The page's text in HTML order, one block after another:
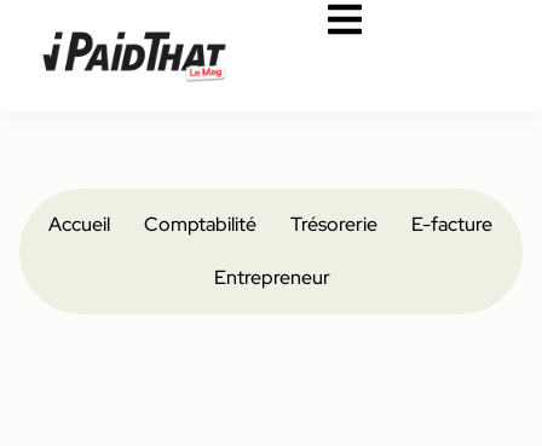
Accueil Comptabilité Trésorerie E-facture
Entrepreneur